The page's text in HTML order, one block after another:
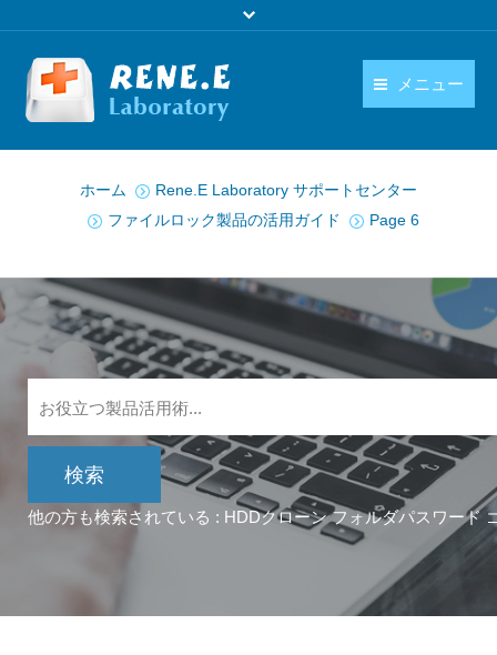
メニュー
ダウンロード
操作ガイド
お問い合わせ
日本語
language
ホーム
Rene.E Laboratory サポートセンター
ファイルロック製品の活用ガイド
Page 6
他の方も検索されている : HDDクローン フォルダパスワード